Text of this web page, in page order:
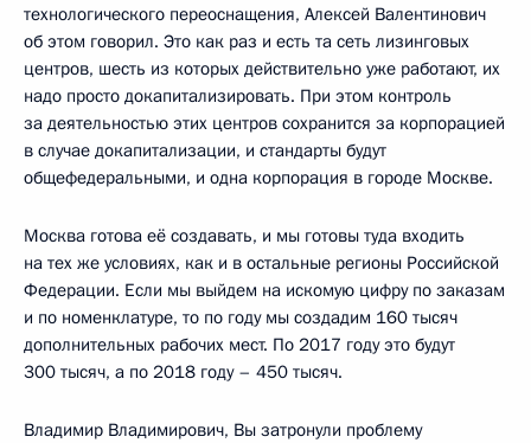
технологического переоснащения, Алексей Валентинович
об этом говорил. Это как раз и есть та сеть лизинговых
центров, шесть из которых действительно уже работают, их
надо просто докапитализировать. При этом контроль
за деятельностью этих центров сохранится за корпорацией
в случае докапитализации, и стандарты будут
общефедеральными, и одна корпорация в городе Москве.
Москва готова её создавать, и мы готовы туда входить
на тех же условиях, как и в остальные регионы Российской
Федерации. Если мы выйдем на искомую цифру по заказам
и по номенклатуре, то по году мы создадим 160 тысяч
дополнительных рабочих мест. По 2017 году это будут
300 тысяч, а по 2018 году – 450 тысяч.
Владимир Владимирович, Вы затронули проблему